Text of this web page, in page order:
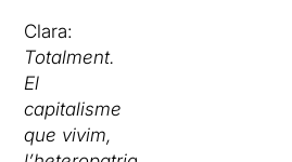
Clara:
Totalment.
El
capitalisme
que vivim,